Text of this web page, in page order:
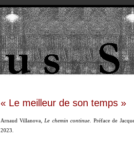
« Le meilleur de son temps »
Arnaud Villanova,Le chemin continue. Préface de
2023.